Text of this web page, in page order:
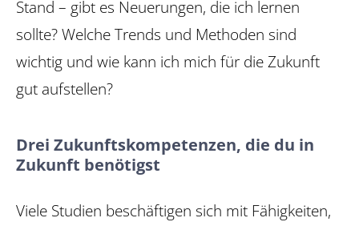
Stand – gibt es Neuerungen, die ich lernen
sollte? Welche Trends und Methoden sind
wichtig und wie kann ich mich für die Zukunft
gut aufstellen?
Drei Zukunftskompetenzen, die du in
Zukunft benötigst
Viele Studien beschäftigen sich mit Fähigkeiten,